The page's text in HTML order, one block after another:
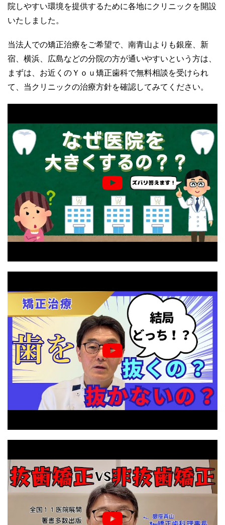
院しやすい環境を提供するために各地にクリニックを開設
いたし ました。
当法人での矯正治療をご希望で、南青山よりも銀座、新
宿、横浜、広島などの分院の方が通いやすいという方は、
まずは、お近くのＹｏｕ矯正歯科で無料相談を受けられ
て、当クリニックの治療方針を確認してみてください。